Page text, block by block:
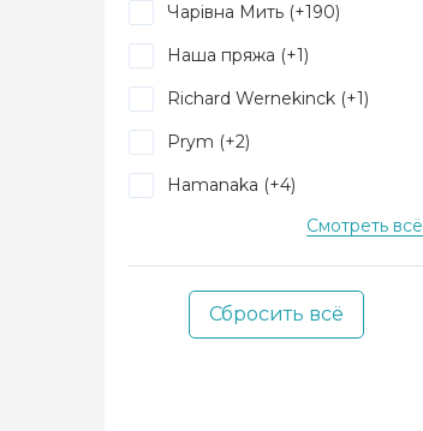
Чарівна Мить (+190)
Наша пряжа (+1)
Richard Wernekinck (+1)
Prym (+2)
Hamanaka (+4)
Dimensions (+16)
Clover (+14)
Ashford (+3)
Смотреть всё
Сбросить всё